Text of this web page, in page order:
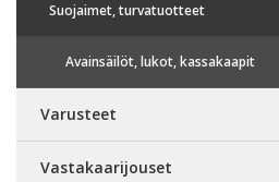
Suojaimet, turvatuotteet
Avainsäilöt, lukot, kassakaapit
Varusteet
Vastakaarijouset